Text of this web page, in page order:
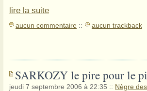
lire la suite
aucun commentaire :: aucun trackback
SARKOZY le pire pour le
jeudi 7 septembre 2006 à 22:35 :: Nègre